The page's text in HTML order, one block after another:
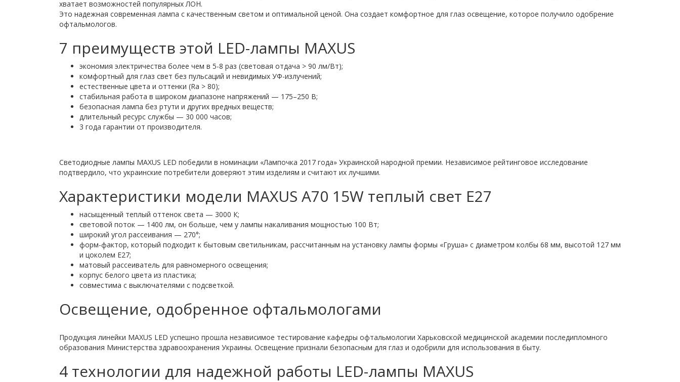
хватает возможностей популярных ЛОН.
Это надежная современная лампа с качественным светом и оптимальной ценой. Она создает комфортное для глаз освещение, которое получило одобрение
офтальмологов.
7 преимуществ этой LED-лампы MAXUS
экономия электричества более чем в 5-8 раз (световая отдача > 90 лм/Вт);
комфортный для глаз свет без пульсаций и невидимых УФ-излучений;
естественные цвета и оттенки (Ra > 80);
стабильная работа в широком диапазоне напряжений — 175–250 В;
безопасная лампа без ртути и других вредных веществ;
длительный ресурс службы — 30 000 часов;
3 года гарантии от производителя.
Светодиодные лампы MAXUS LED победили в номинации «Лампочка 2017 года» Украинской народной премии. Независимое рейтинговое исследование
подтвердило, что украинские потребители доверяют этим изделиям и считают их лучшими.
Характеристики модели MAXUS A70 15W теплый свет E27
насыщенный теплый оттенок света — 3000 К;
световой поток — 1400 лм, он больше, чем у лампы накаливания мощностью 100 Вт;
широкий угол рассеивания — 270°;
форм-фактор, который подходит к бытовым светильникам, рассчитанным на установку лампы формы «Груша» с диаметром колбы 68 мм, высотой 127 мм
и цоколем E27;
матовый рассеиватель для равномерного освещения;
корпус белого цвета из пластика;
совместима с выключателями с подсветкой.
Освещение, одобренное офтальмологами
Продукция линейки MAXUS LED успешно прошла независимое тестирование кафедры офтальмологии Харьковской медицинской академии последипломного
образования Министерства здравоохранения Украины. Освещение признали безопасным для глаз и одобрили для использования в быту.
4 технологии для надежной работы LED-лампы MAXUS